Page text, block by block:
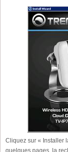
Cliquez sur « Installer
quelques pages, la